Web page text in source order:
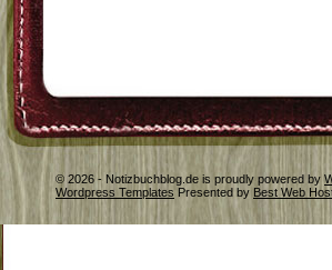
© 2026 - Notizbuchblog.de is proudly powered by
Wordpress Templates Presented by Best Web